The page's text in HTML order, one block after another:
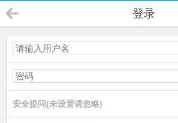
登录
安全提问(未设置请忽略)